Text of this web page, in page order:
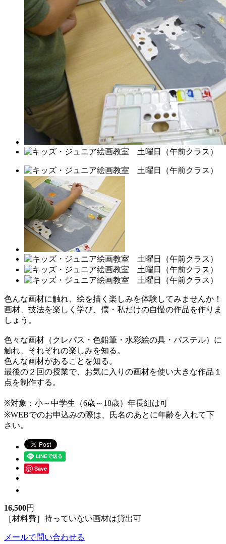
色んな画材に触れ、絵を描く楽しみを体験してみませんか！
画材、技法を楽しく学び、僕・私だけの自慢の作品を作りま
しょう。
色々な画材（クレパス・色鉛筆・水彩絵の具・パステル）に
触れ、それぞれの楽しみを知る。
色んな画材があることを知る。
最後の２回の授業で、お気に入りの画材を使い大きな作品１
点を制作する。
※対象：小～中学生（6歳～18歳）年長組は可
※WEBでのお申込みの際は、氏名のあとに年齢を入れて下
さい。
Save
16,500円
［材料費］持っていない画材は貸出可
メールで問い合わせる